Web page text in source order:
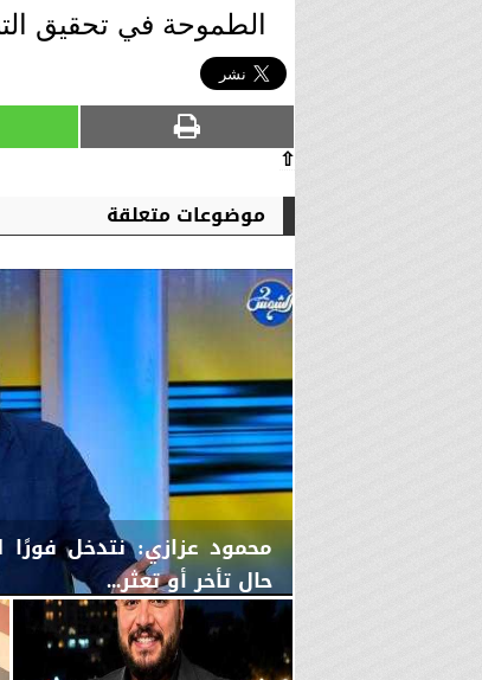
الطموحة في تحقيق
⇧
موضوعات متعلقة
محمود عزازي: نتدخل
حال تأخر أو تعثر...